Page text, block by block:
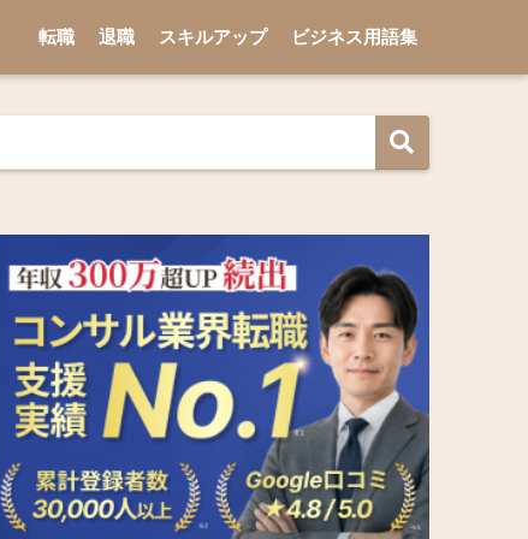
転職 退職 スキルアップ ビジネス用語集